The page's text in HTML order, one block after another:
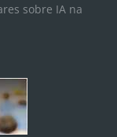
sobre IA na